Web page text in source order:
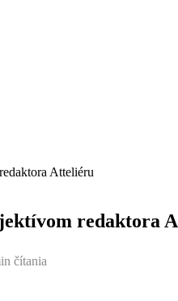
redaktora
čítania